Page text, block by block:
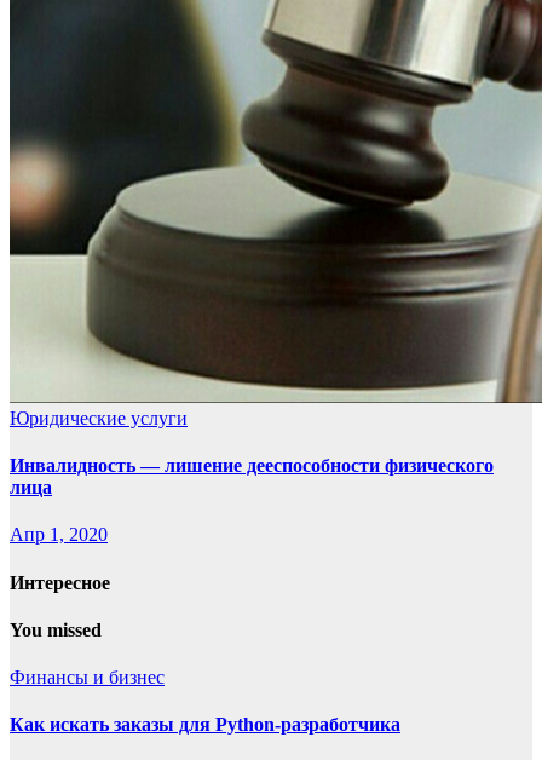
Юридические услуги
Инвалидность — лишение дееспособности физического
лица
Апр 1, 2020
Интересное
You missed
Финансы и бизнес
Как искать заказы для Python-разработчика